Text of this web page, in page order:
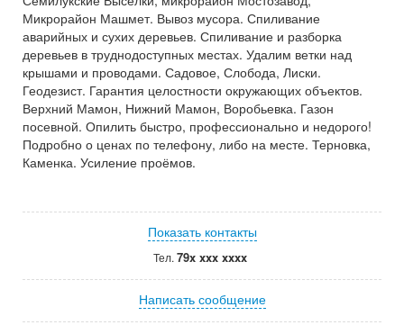
Микрорайон Машмет. Вывоз мусора. Спиливание
аварийных и сухих деревьев. Спиливание и разборка
деревьев в труднодоступных местах. Удалим ветки над
крышами и проводами. Садовое, Слобода, Лиски.
Геодезист. Гарантия целостности окружающих объектов.
Верхний Мамон, Нижний Мамон, Воробьевка. Газон
посевной. Опилить быстро, профессионально и недорого!
Подробно о ценах по телефону, либо на месте. Терновка,
Каменка. Усиление проёмов.
Показать контакты
Тел. 79x xxx xxxx
Написать сообщение